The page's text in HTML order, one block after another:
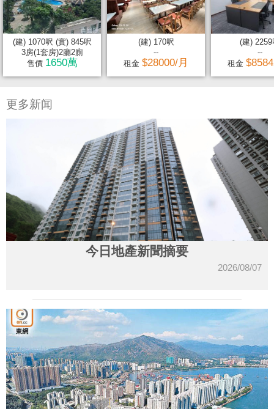
(建) 1070呎 (實) 845呎
3房(1套房)2廳2廁
售價 1650萬
(建) 170呎
--
租金 $28000/月
(建) 2259
--
租金
更多新闻
今日地產新聞摘要
2026/08/07